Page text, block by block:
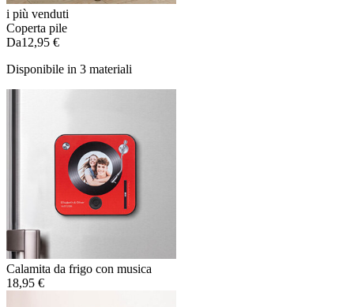
i più venduti
Coperta pile
Da12,95 €
Disponibile in 3 materiali
Calamita da frigo con musica
18,95 €